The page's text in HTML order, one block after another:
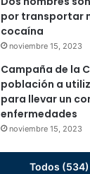
por transportar
cocaína
noviembre 15, 2023
Campaña de la
población a
para llevar un
enfermedades
noviembre 15, 2023
Todos (534)